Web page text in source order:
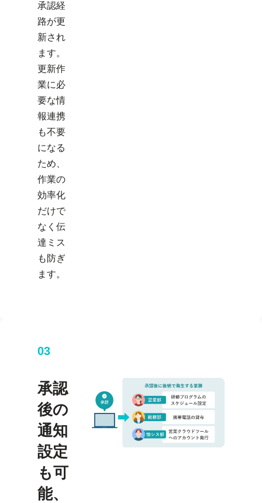
承認経
路が更
新され
ます。
更新作
業に必
要な情
報連携
も不要
になる
ため、
作業の
効率化
だけで
なく伝
達ミス
も防ぎ
ます。
03
承認
後の
通知
設定
も可
能、